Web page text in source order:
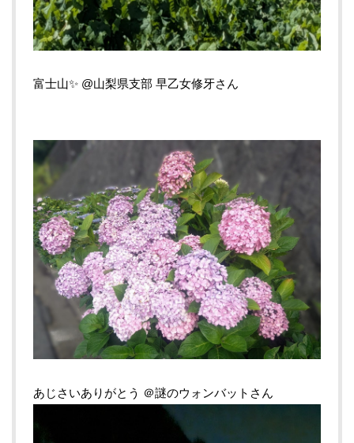
富士山✨ @山梨県支部 早乙女修牙さん
あじさいありがとう ＠謎のウォンバットさん